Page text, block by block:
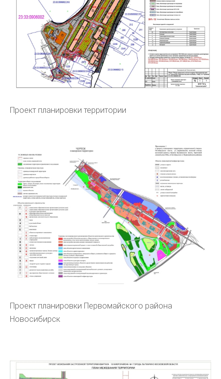
Проект планировки территории
Проект планировки Первомайского района
Новосибирск